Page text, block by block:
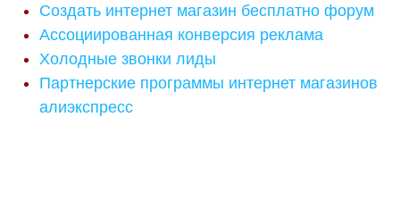
Создать интернет магазин бесплатно форум
Ассоциированная конверсия реклама
Холодные звонки лиды
Партнерские программы интернет магазинов
алиэкспресс